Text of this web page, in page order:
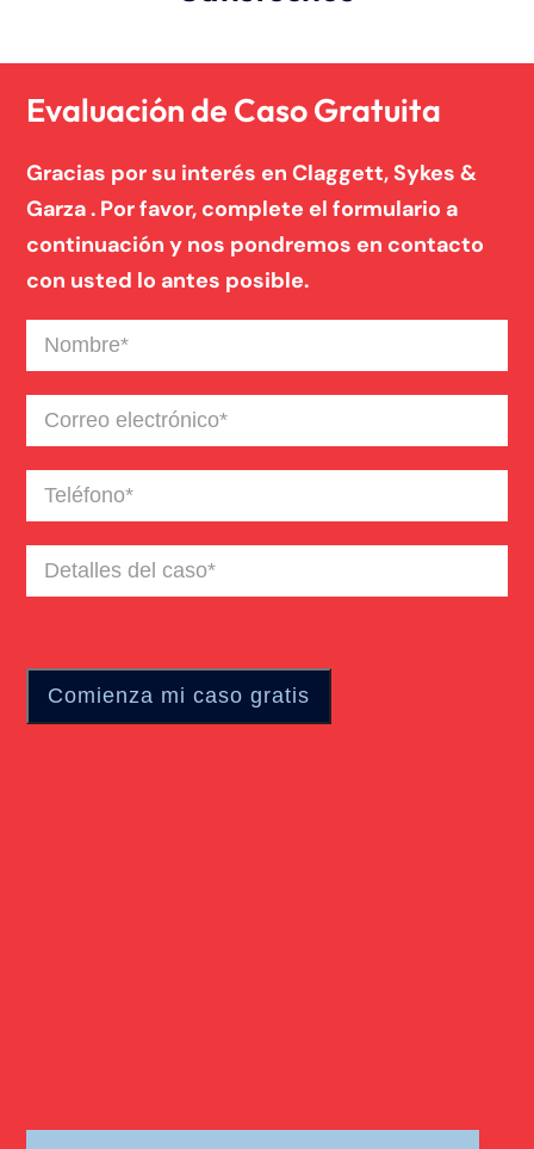
Evaluación de Caso Gratuita
Gracias por su interés en Claggett, Sykes &
Garza . Por favor, complete el formulario a
continuación y nos pondremos en contacto
con usted lo antes posible.
Nombre(Required)
Correo
electrónico(Required)
Teléfono(Required)
Detalles
del